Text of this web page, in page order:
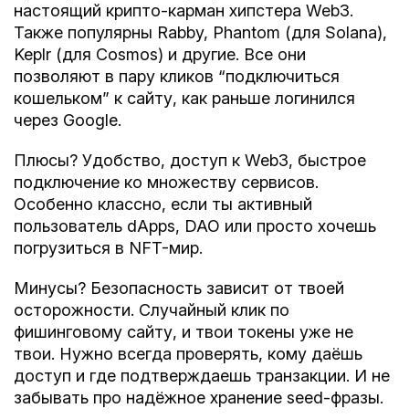
настоящий крипто-карман хипстера Web3.
Также популярны Rabby, Phantom (для Solana),
Keplr (для Cosmos) и другие. Все они
позволяют в пару кликов “подключиться
кошельком” к сайту, как раньше логинился
через Google.
Плюсы? Удобство, доступ к Web3, быстрое
подключение ко множеству сервисов.
Особенно классно, если ты активный
пользователь dApps, DAO или просто хочешь
погрузиться в NFT-мир.
Минусы? Безопасность зависит от твоей
осторожности. Случайный клик по
фишинговому сайту, и твои токены уже не
твои. Нужно всегда проверять, кому даёшь
доступ и где подтверждаешь транзакции. И не
забывать про надёжное хранение seed-фразы.